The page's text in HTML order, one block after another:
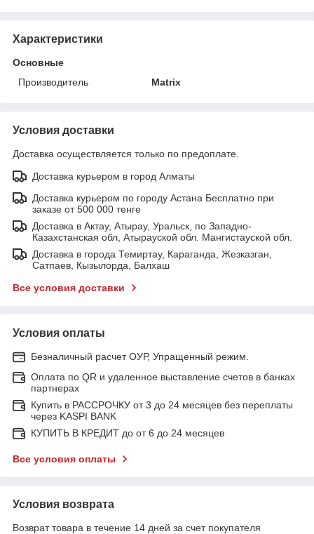
Характеристики
Основные
Производитель
Matrix
Условия доставки
Доставка осуществляется только по предоплате.
Доставка курьером в город Алматы
Доставка курьером по городу Астана Бесплатно при
заказе от 500 000 тенге
Доставка в Актау, Атырау, Уральск, по Западно-
Казахстанская обл, Атырауской обл. Мангистауской обл.
Доставка в города Темиртау, Караганда, Жезказган,
Сатпаев, Кызылорда, Балхаш
Все условия доставки
Условия оплаты
Безналичный расчет ОУР, Упращенный режим.
Оплата по QR и удаленное выставление счетов в банках
партнерах
Купить в РАССРОЧКУ от 3 до 24 месяцев без переплаты
через KASPI BANK
КУПИТЬ В КРЕДИТ до от 6 до 24 месяцев
Все условия оплаты
Условия возврата
Возврат товара в течение 14 дней за счет покупателя